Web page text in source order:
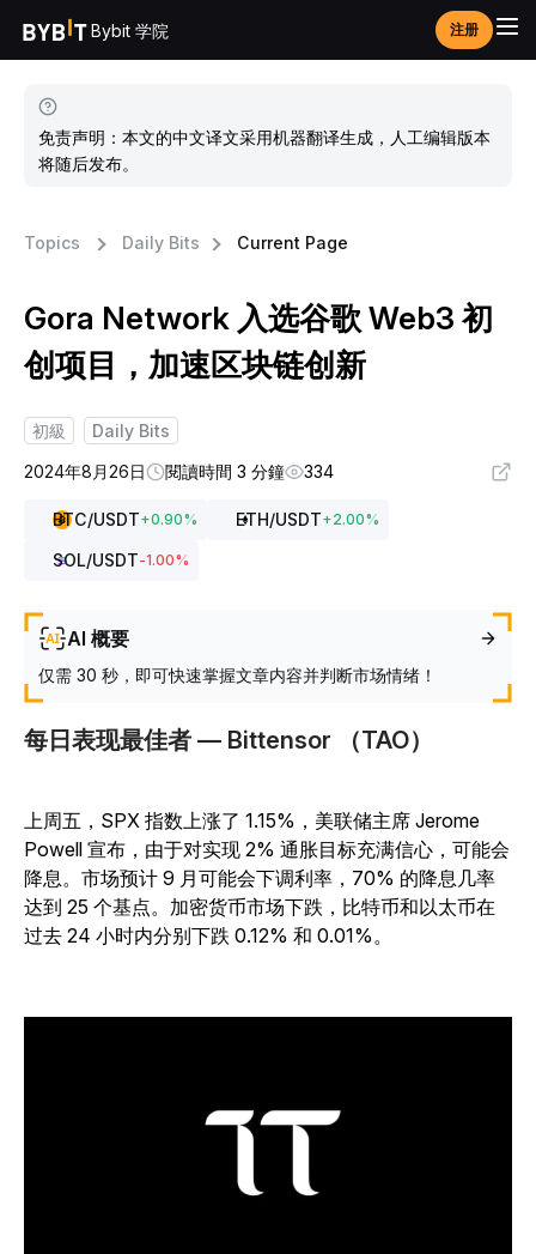
Bybit 学院 注册
免责声明：本文的中文译文采用机器翻译生成，人工编辑版本
将随后发布。
Topics Daily Bits Current Page
Gora Network 入选谷歌 Web3 初
创项目，加速区块链创新
初級
Daily Bits
2024年8月26日
閱讀時間 3 分鐘 334
BTC/USDT+0.90% ETH/USDT+2.00%
SOL/USDT-1.00%
AI 概要
仅需 30 秒，即可快速掌握文章内容并判断市场情绪！
每日表现最佳者 — Bittensor （TAO）
上周五，SPX 指数上涨了 1.15%，美联储主席 Jerome
Powell 宣布，由于对实现 2% 通胀目标充满信心，可能会
降息。市场预计 9 月可能会下调利率，70% 的降息几率
达到 25 个基点。加密货币市场下跌，比特币和以太币在
过去 24 小时内分别下跌 0.12% 和 0.01%。